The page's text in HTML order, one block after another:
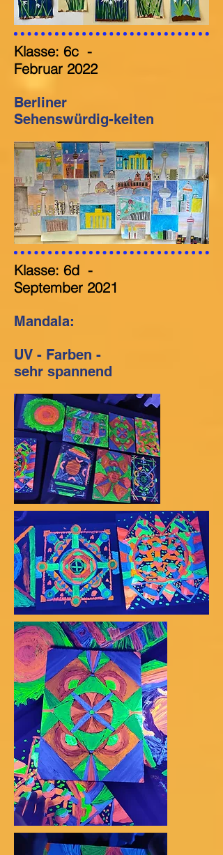
Klasse: 6c -
Februar 2022
Berliner
Sehenswürdig-keiten
Klasse: 6d -
September 2021
Mandala:
UV - Farben -
sehr spannend